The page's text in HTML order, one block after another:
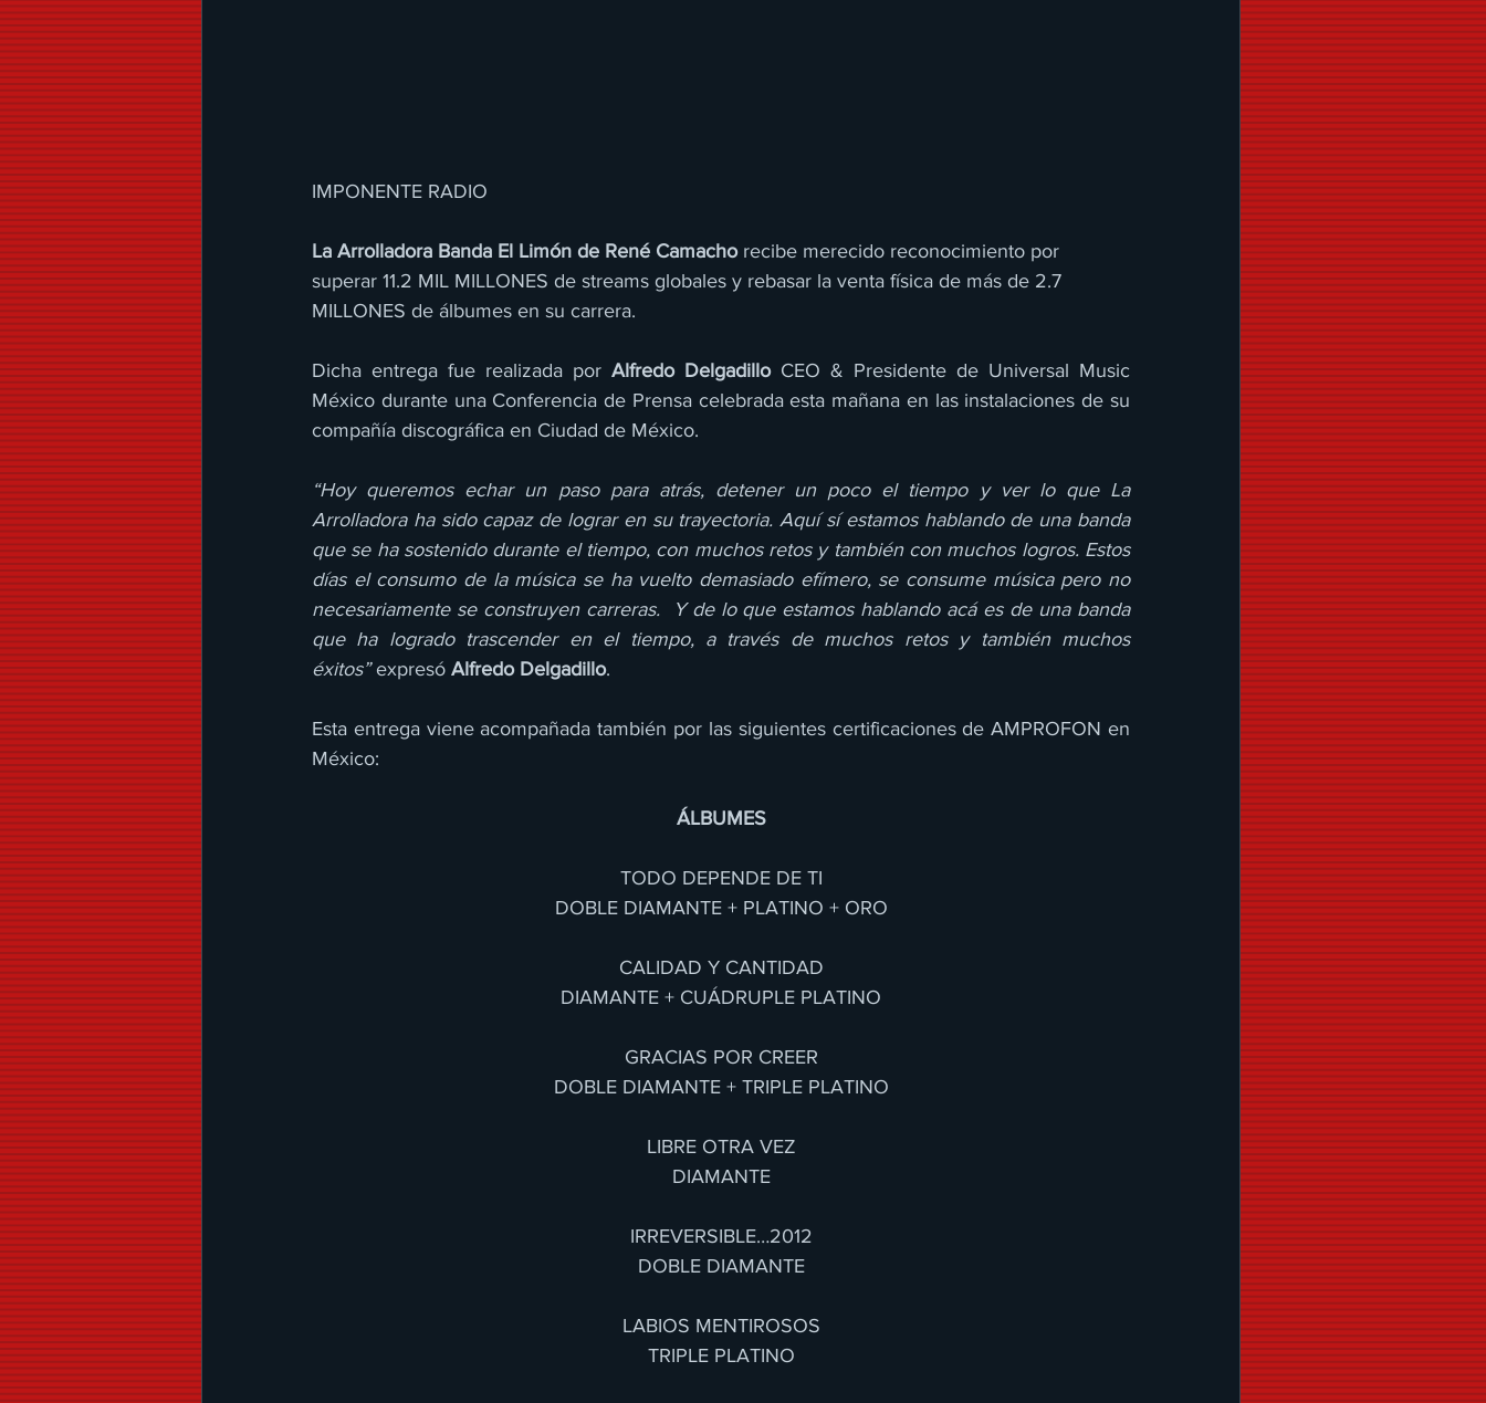
IMPONENTE RADIO
La Arrolladora Banda El Limón de René Camacho recibe merecido reconocimiento por
superar 11.2 MIL MILLONES de streams globales y rebasar la venta física de más de 2.7
MILLONES de álbumes en su carrera.
Dicha entrega fue realizada por Alfredo Delgadillo CEO & Presidente de Universal Music
México durante una Conferencia de Prensa celebrada esta mañana en las instalaciones de su
compañía discográfica en Ciudad de México.
“Hoy queremos echar un paso para atrás, detener un poco el tiempo y ver lo que La
Arrolladora ha sido capaz de lograr en su trayectoria. Aquí sí estamos hablando de una banda
que se ha sostenido durante el tiempo, con muchos retos y también con muchos logros. Estos
días el consumo de la música se ha vuelto demasiado efímero, se consume música pero no
necesariamente se construyen carreras.  Y de lo que estamos hablando acá es de una banda
que ha logrado trascender en el tiempo, a través de muchos retos y también muchos
éxitos” expresó Alfredo Delgadillo.
Esta entrega viene acompañada también por las siguientes certificaciones de AMPROFON en
México:
ÁLBUMES
TODO DEPENDE DE TI
DOBLE DIAMANTE + PLATINO + ORO
CALIDAD Y CANTIDAD
DIAMANTE + CUÁDRUPLE PLATINO
GRACIAS POR CREER
DOBLE DIAMANTE + TRIPLE PLATINO
LIBRE OTRA VEZ
DIAMANTE
IRREVERSIBLE…2012
DOBLE DIAMANTE
LABIOS MENTIROSOS
TRIPLE PLATINO